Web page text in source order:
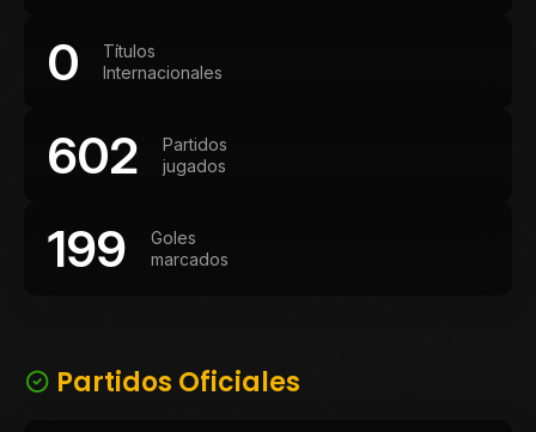
0
Títulos
Internacionales
602
Partidos
jugados
199
Goles
marcados
Partidos Oficiales